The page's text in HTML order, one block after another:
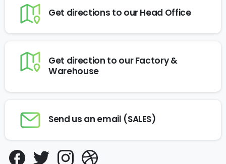
Get directions to our Head Office
Get direction to our Factory &
Warehouse
Send us an email (SALES)